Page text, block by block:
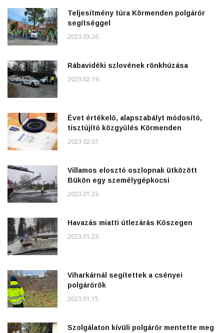
Teljesítmény túra Körmenden polgárőr
segítséggel
2023.03.26.
Rábavidéki szlovének rönkhúzása
2023.02.19.
Évet értékelő, alapszabályt módosító,
tisztújító közgyűlés Körmenden
2023.02.07.
Villamos elosztó oszlopnak ütközött
Bükön egy személygépkocsi
2023.01.23.
Havazás miatti útlezárás Kőszegen
2023.01.23.
Viharkárnál segítettek a csényei
polgárőrök
2023.01.15.
Szolgálaton kívüli polgárőr mentette meg